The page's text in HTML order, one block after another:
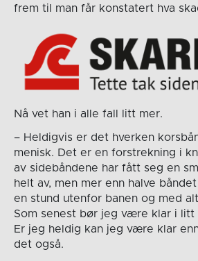
frem til man får konstatert hva
Nå vet han i alle fall litt mer.
– Heldigvis er det hverken
menisk. Det er en forstrekning i
av sidebåndene har fått seg en
helt av, men mer enn halve
en stund utenfor banen og med
Som senest bør jeg være klar i
Er jeg heldig kan jeg være klar
det også.